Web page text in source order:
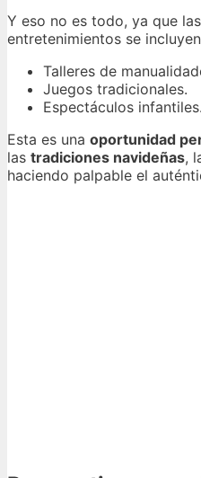
Y eso no es todo, ya que
entretenimientos se
Talleres de
Juegos tradicionales.
Espectáculos infantiles.
Esta es una oportunidad
las tradiciones navideñas,
haciendo palpable el